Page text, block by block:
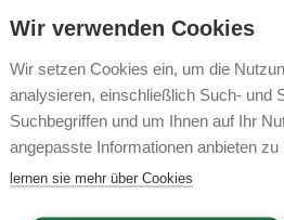
baumeln
dort
Wir verwenden Cookies
Wir setzen Cookies ein, um die
analysieren, einschließlich Such- und
Suchbegriffen und um Ihnen auf Ihr
angepasste Informationen anbieten zu
lernen sie mehr über Cookies